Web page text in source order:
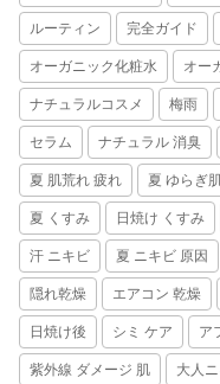
ルーティン 完全ガイド
オーガニック化粧水 オー
ナチュラルコスメ 梅雨
セラム ナチュラル 消臭
夏 肌荒れ 疲れ 夏 ゆらぎ
夏 くすみ 日焼け くすみ
汗 ニキビ 夏 ニキビ 原因
隠れ乾燥 エアコン 乾燥
日焼け後 シミ ケア ア
紫外線 ダメージ 肌 大人